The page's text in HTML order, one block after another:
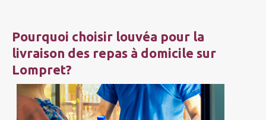
Pourquoi choisir louvéa pour la
livraison des repas à domicile sur
Lompret?